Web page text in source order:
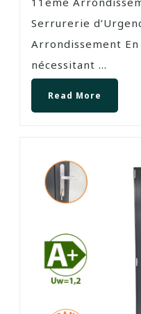
Serrurerie
Arrondissement En
nécessitant ...
Read More